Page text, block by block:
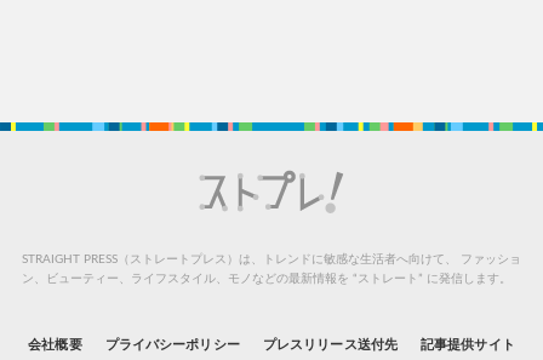
STRAIGHT PRESS（ストレートプレス）は、トレンドに敏感な生活者へ向けて、
ファッショ
ン、ビューティー、ライフスタイル、モノなどの最新情報を “ストレート” に発信します。
会社概要 プライバシーポリシー プレスリリース送付先 記事提供サイト